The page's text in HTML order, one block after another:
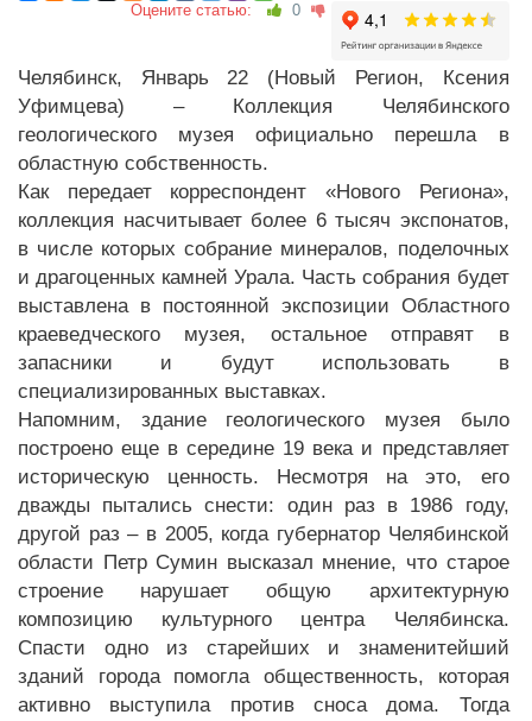
Оцените статью: 0
Челябинск, Январь 22 (Новый Регион, Ксения
Уфимцева) – Коллекция Челябинского
геологического музея официально перешла в
областную собственность.
Как передает корреспондент «Нового Региона»,
коллекция насчитывает более 6 тысяч экспонатов,
в числе которых собрание минералов, поделочных
и драгоценных камней Урала. Часть собрания будет
выставлена в постоянной экспозиции Областного
краеведческого музея, остальное отправят в
запасники и будут использовать в
специализированных выставках.
Напомним, здание геологического музея было
построено еще в середине 19 века и представляет
историческую ценность. Несмотря на это, его
дважды пытались снести: один раз в 1986 году,
другой раз – в 2005, когда губернатор Челябинской
области Петр Сумин высказал мнение, что старое
строение нарушает общую архитектурную
композицию культурного центра Челябинска.
Спасти одно из старейших и знаменитейший
зданий города помогла общественность, которая
активно выступила против сноса дома. Тогда